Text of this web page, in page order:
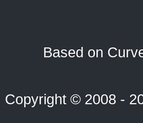
Based on
Copyright © 2008 -